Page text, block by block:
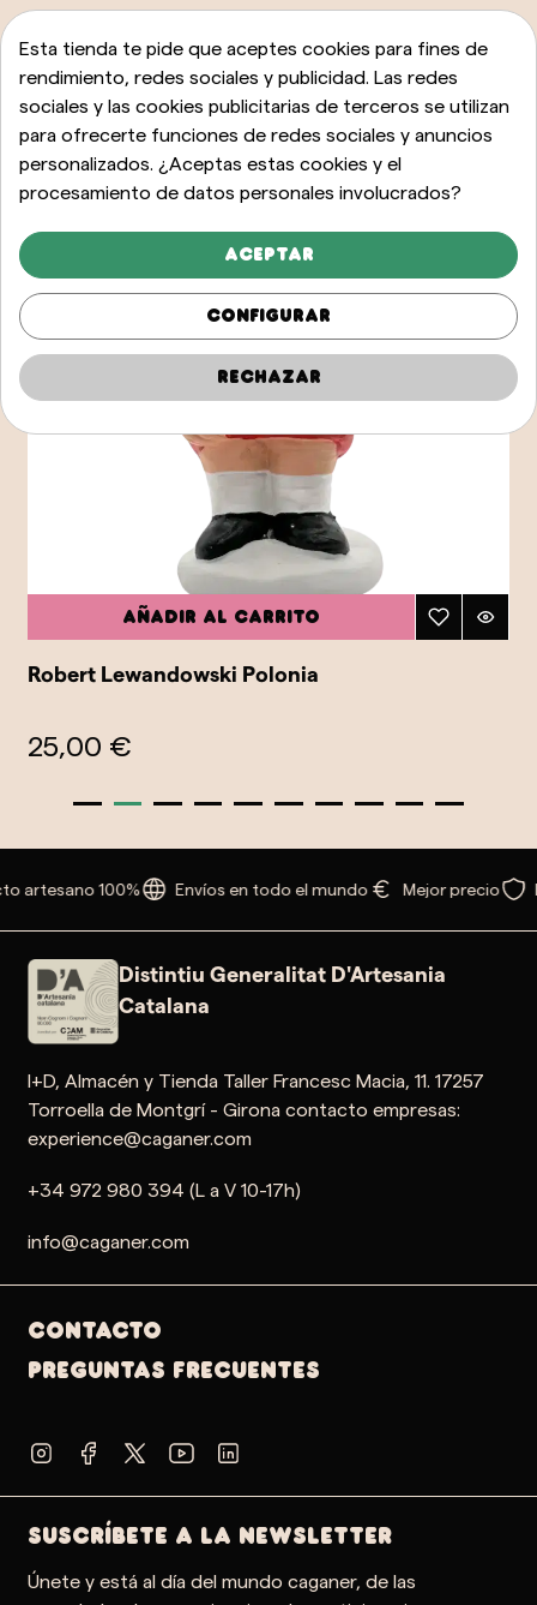
Añadir al carrito
Robert Lewandowski Polonia
25,00 €
artesano 100% Envíos en todo el mundo Mejor precio
Distintiu Generalitat D'Artesania
Catalana
I+D, Almacén y Tienda Taller Francesc Macia, 11. 17257
Torroella de Montgrí - Girona contacto empresas:
experience@caganer.com
+34 972 980 394 (L a V 10-17h)
info@caganer.com
Contacto
PREGUNTAS FRECUENTES
SUSCRÍBETE A LA NEWSLETTER
Únete y está al día del mundo caganer, de las
Esta tienda te pide que aceptes cookies para fines de
rendimiento, redes sociales y publicidad. Las redes
sociales y las cookies publicitarias de terceros se utilizan
para ofrecerte funciones de redes sociales y anuncios
personalizados. ¿Aceptas estas cookies y el
procesamiento de datos personales involucrados?
Aceptar
Configurar
Rechazar